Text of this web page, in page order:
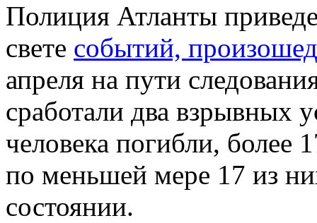
Полиция Атланты
свете событий,
апреля на пути
сработали два взрывных
человека погибли, более
по меньшей мере 17 из
состоянии.